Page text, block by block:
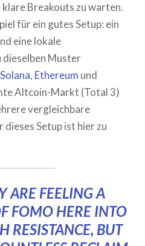
Breakouts zu warten.
für ein gutes Setup: ein
eine lokale
Muster
Solana, Ethereum und
Altcoin-Markt (Total 3)
vergleichbare
Setup ist hier zu
ARE FEELING A
FOMO HERE INTO
RESISTANCE, BUT